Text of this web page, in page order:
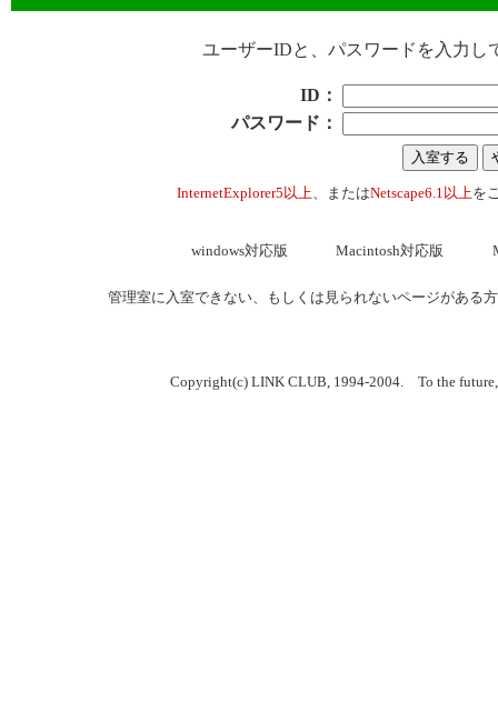
ユーザーIDと、パスワードを入力し
ID：
パスワード：
InternetExplorer5以上、またはNetscape6.1以上を
windows対応版 Macintosh対応版
管理室に入室できない、もしくは見られないページがある
Copyright(c) LINK CLUB, 1994-2004. To the